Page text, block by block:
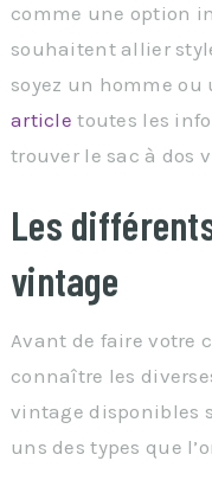
comme une option
souhaitent allier
soyez un homme
article toutes les
trouver le sac à dos
Les
vintage
Avant de faire votre
connaître les
vintage disponibles
uns des types que